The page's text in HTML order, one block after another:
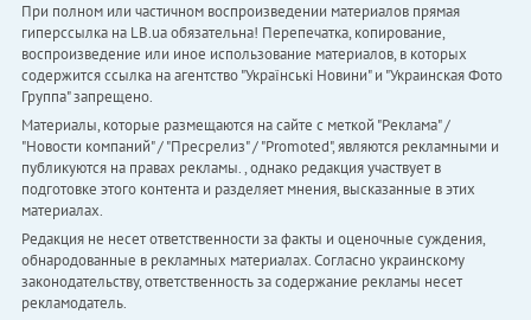
При полном или частичном воспроизведении материалов прямая
гиперссылка на LB.ua обязательна! Перепечатка, копирование,
воспроизведение или иное использование материалов, в которых
содержится ссылка на агентство "Українськi Новини" и "Украинская Фото
Группа" запрещено.
Материалы, которые размещаются на сайте с меткой "Реклама" /
"Новости компаний" / "Пресрелиз" / "Promoted", являются рекламными и
публикуются на правах рекламы. , однако редакция участвует в
подготовке этого контента и разделяет мнения, высказанные в этих
материалах.
Редакция не несет ответственности за факты и оценочные суждения,
обнародованные в рекламных материалах. Согласно украинскому
законодательству, ответственность за содержание рекламы несет
рекламодатель.